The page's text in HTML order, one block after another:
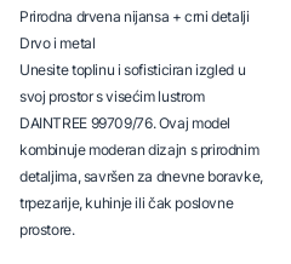
Prirodna drvena nijansa + crni detalji
Drvo i metal
Unesite toplinu i sofisticiran izgled u
svoj prostor s visećim lustrom
DAINTREE 99709/76. Ovaj model
kombinuje moderan dizajn s prirodnim
detaljima, savršen za dnevne boravke,
trpezarije, kuhinje ili čak poslovne
prostore.